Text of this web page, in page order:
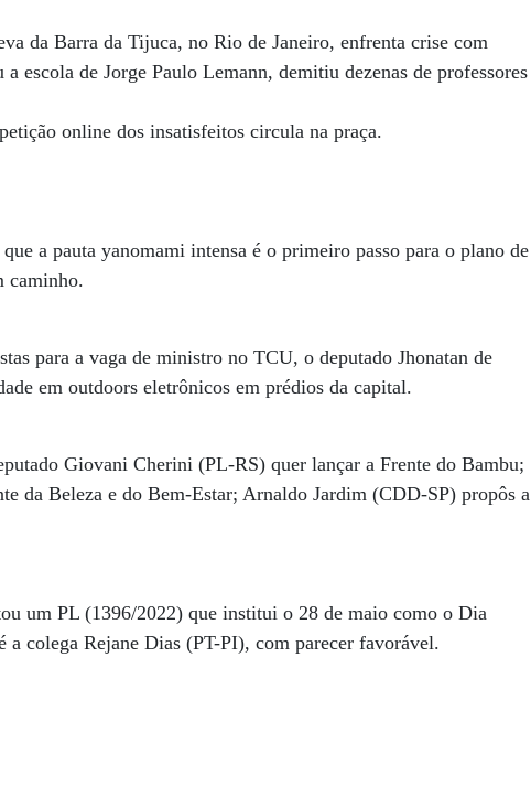
da Barra da Tijuca, no Rio de Janeiro, enfrenta crise com
escola de Jorge Paulo Lemann, demitiu dezenas de professores
online dos insatisfeitos circula na praça.
a pauta yanomami intensa é o primeiro passo para o plano de
caminho.
para a vaga de ministro no TCU, o deputado Jhonatan de
em outdoors eletrônicos em prédios da capital.
Giovani Cherini (PL-RS) quer lançar a Frente do Bambu;
da Beleza e do Bem-Estar; Arnaldo Jardim (CDD-SP) propôs a
um PL (1396/2022) que institui o 28 de maio como o Dia
colega Rejane Dias (PT-PI), com parecer favorável.